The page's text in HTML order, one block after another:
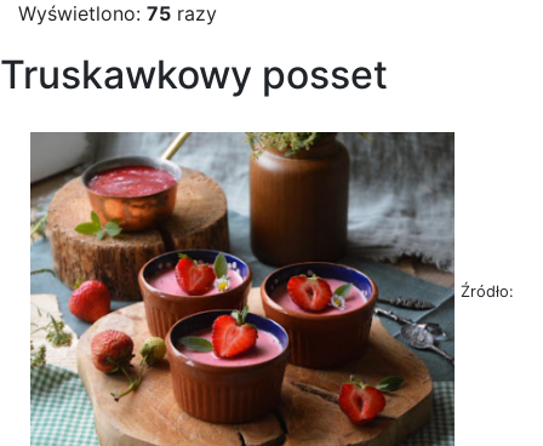
Wyświetlono: 75 razy
Truskawkowy posset
Źródło: